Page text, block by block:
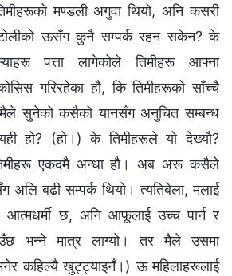
मण्डली अगुवा थियो, अनि कसरी
ऊसँग कुनै सम्पर्क रहन सकेन? के
पत्ता लागेकोले तिमीहरू आफ्ना
गरिरहेका हौ, कि तिमीहरूको साँच्चै
सुनेको कसैको यानसँग अनुचित सम्बन्ध
हो? (हो।) के तिमीहरूले यो देख्यौ?
एकदमै अन्धा हौ। अब अरू कसैले
अलि बढी सम्पर्क थियो। त्यतिबेला, मलाई
छ, अनि आफूलाई उच्च पार्न र
भन्ने मात्र लाग्यो। तर मैले उसमा
भनेर कहिल्यै खुट्ट्याइनँ।) ऊ महिलाहरूलाई